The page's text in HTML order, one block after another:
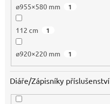
ø955×580 mm 1
112 cm 1
ø920×220 mm 1
Diáře/Zápisníky příslušenství